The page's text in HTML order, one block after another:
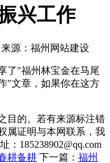
兴工作
来源：福州网站建设
了"福州林宝金在马尾
"文章，如果你在这方
目的。若有来源标注错
属证明与本网联系，我
：185238902@qq.com
耕备耕 下一篇： 福州